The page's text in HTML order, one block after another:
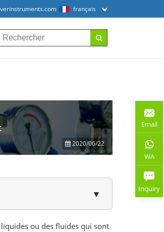
français
2020/06/22
▼
ou des fluides qui sont
Email
WA
Inquiry